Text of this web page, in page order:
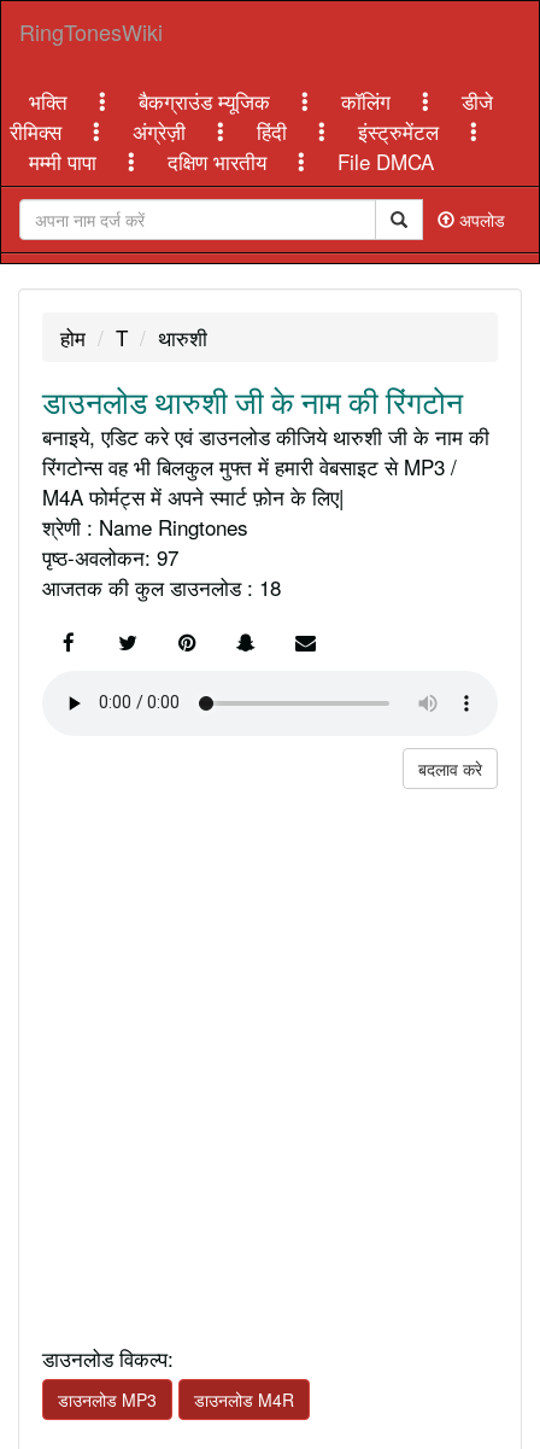
RingTonesWiki
भक्ति बैकग्राउंड म्यूजिक कॉलिंग
डीजे
रीमिक्स
अंग्रेज़ी हिंदी
इंस्ट्रुमेंटल
मम्मी पापा
दक्षिण भारतीय File DMCA
अपलोड
होम T थारुशी
डाउनलोड थारुशी जी के नाम की रिंगटोन
बनाइये, एडिट करे एवं डाउनलोड कीजिये थारुशी जी के नाम की
रिंगटोन्स वह भी बिलकुल मुफ्त में हमारी वेबसाइट से MP3 /
M4A फोर्मट्स में अपने स्मार्ट फ़ोन के लिए|
श्रेणी : Name Ringtones
पृष्ठ-अवलोकन: 97
आजतक की कुल डाउनलोड : 18
बदलाव करे
डाउनलोड विकल्प:
डाउनलोड MP3 डाउनलोड M4R